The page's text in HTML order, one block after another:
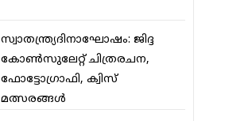
സ്വാതന്ത്ര്യദിനാഘോഷം: ജിദ്ദ
കോണ്‍സുലേറ്റ് ചിത്രരചന,
ഫോട്ടോഗ്രാഫി, ക്വിസ്
മത്സരങ്ങള്‍